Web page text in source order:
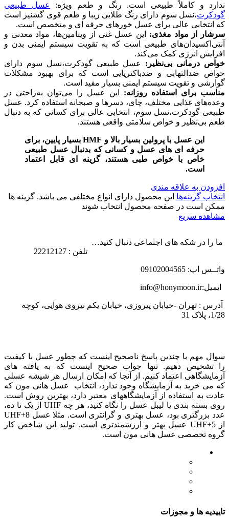
ندارد و کاملاً طبیعی است. رنگ و طعم ویژه:
عسل طبیعی
گودکرت،نسل سوم دارای رنگ طلایی زیبا و طعم قوی گشنیز است
که انتخابی عالی برای عسل خورهای حرفه ای و متخصص است.
سرشار از مواد مغذی: این عسل غنی از ویتامین‌ها، مواد معدنی و
آنتی‌اکسیدان‌های طبیعی است که به تقویت سیستم ایمنی بدن و
افزایش انرژی کمک می‌کند.
خواص درمانی بی‌نظیر: عسل طبیعی گودکرت،نسل سوم دارای
خواص ضدالتهابی و ضدباکتریایی است که برای بهبود مشکلات
گوارشی و تقویت سیستم ایمنی بسیار مفید است.
مناسب برای استفاده روزانه: این عسل را می‌توان به‌راحتی در
وعده‌های غذایی مختلف، چای، دسرها و صبحانه استفاده کرد. عسل
طبیعی گودکرت،نسل سوم، انتخابی عالی برای کسانی که به دنبال
طعم بی‌نظیر و خواص سلامتی واقعی هستند.
این عسل با پرولین بسیار بالا و HMF بسیار پایین، برای
حرفه ای های عسل و کسانی که بدنبال عسل طبیعی
خاص با خواص طبی هستند، گزینه ای قابل اعتماد
است.
افزودن به علاقه مندی
انتخاب گزینه‌ها این محصول دارای انواع مختلفی می باشد. گزینه ها
ممکن است در صفحه محصول انتخاب شوند
مشاهده سریع
ما را در شکه های اجتماعی دنبال کنید…
تلفن : 22212127
واتــس اپ: 09102004565
ایمیل:info@honymoon.ir
آدرس : تهران -خیابان پیروزی، خیابان یکم نیروی هوایی، کوچه
1/28، پلاک 31
سوال مهم با چندین پاسخ ناصحیح اینست که چطور عسل با کیفیت
را تشخیص دهیم. تنها جواب صحیح اینست که به یافته های
آزمایشگاهی اعتماد کنیم. از آنجا که امکان ارسال هر شیشه عسلی
که می خرید به آزمایشگاه وجود ندارد، انتخاب عسل هانی مون که
عادت به استفاده از آزمایشگاههای معتبر دارد، بهترین روش است.
روی بسته بندی یا لیبل عسل را نگاه کنید، هر چه UHF از یک تا ده،
عدد بزرگتری بود، عسل بهتری و گرانتری است. مثلا عسل UHF+8
از UHF+5 عسل بهتر و ارزشمندتری است. تولید این شاخص کار
گروه تخصصی عسل هانی مون است.
تاییدیه ها و مجوزات